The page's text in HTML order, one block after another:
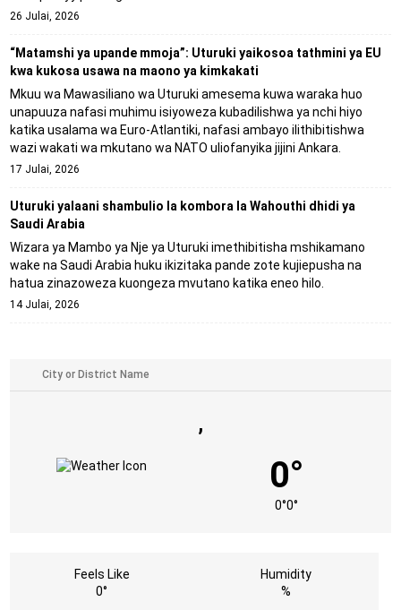
26 Julai, 2026
“Matamshi ya upande mmoja”: Uturuki yaikosoa tathmini ya EU
kwa kukosa usawa na maono ya kimkakati
Mkuu wa Mawasiliano wa Uturuki amesema kuwa waraka huo
unapuuza nafasi muhimu isiyoweza kubadilishwa ya nchi hiyo
katika usalama wa Euro-Atlantiki, nafasi ambayo ilithibitishwa
wazi wakati wa mkutano wa NATO uliofanyika jijini Ankara.
17 Julai, 2026
Uturuki yalaani shambulio la kombora la Wahouthi dhidi ya
Saudi Arabia
Wizara ya Mambo ya Nje ya Uturuki imethibitisha mshikamano
wake na Saudi Arabia huku ikizitaka pande zote kujiepusha na
hatua zinazoweza kuongeza mvutano katika eneo hilo.
14 Julai, 2026
,
0°
0°0°
Feels Like
0°
Humidity
%